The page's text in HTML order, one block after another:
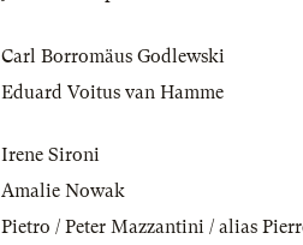
Carl Borromäus Godlewski
Eduard Voitus van Hamme
Irene Sironi
Amalie Nowak
Pietro / Peter Mazzantini / alias